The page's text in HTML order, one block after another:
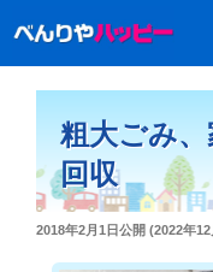
粗大ごみ
回収
投
2018年2月1日公開 (2022年12